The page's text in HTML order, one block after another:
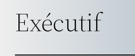
Exécutif